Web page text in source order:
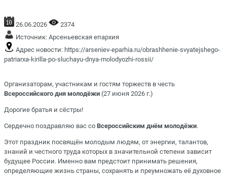
26.06.2026
2374
Источник: Арсеньевская епархия
Адрес новости: https://arseniev-eparhia.ru/obrashhenie-svyatejshego-
patriarxa-kirilla-po-sluchayu-dnya-molodyozhi-rossii/
Организаторам, участникам и гостям торжеств в честь
Всероссийского дня молодёжи (27 июня 2026 г.)
Дорогие братья и сёстры!
Сердечно поздравляю вас со Всероссийским днём молодёжи.
Этот праздник посвящён молодым людям, от энергии, талантов,
знаний и честного труда которых в значительной степени зависит
будущее России. Именно вам предстоит принимать решения,
определяющие жизнь страны, сохранять и преумножать её духовное